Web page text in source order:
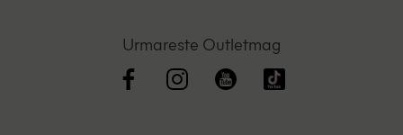
Urmareste Outletmag